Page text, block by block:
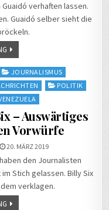
verhaften lassen.
Guaidó selber sieht die
JOURNALISMUS
POLITIK
– Auswärtiges
Vorwürfe
20. MÄRZ 2019
den Journalisten
Stich gelassen. Billy Six
verklagen.